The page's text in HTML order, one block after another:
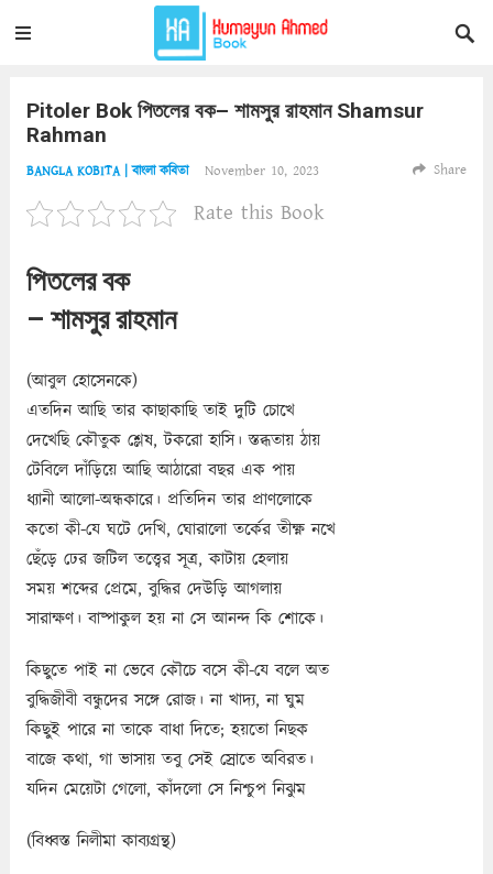
Pitoler Bok পিতলের বক– শামসুর রাহমান Shamsur
Rahman
BANGLA KOBITA | বাংলা কবিতা November 10, 2023 Share
Rate this Book
পিতলের বক
– শামসুর রাহমান
(আবুল হোসেনকে)
এতদিন আছি তার কাছাকাছি তাই দুটি চোখে
দেখেছি কৌতুক শ্লেষ, টকরো হাসি। স্তব্ধতায় ঠায়
টেবিলে দাঁড়িয়ে আছি আঠারো বছর এক পায়
ধ্যানী আলো-অন্ধকারে। প্রতিদিন তার প্রাণলোকে
কতো কী-যে ঘটে দেখি, ঘোরালো তর্কের তীক্ষ্ণ নখে
ছেঁড়ে ঢের জটিল তত্ত্বের সূত্র, কাটায় হেলায়
সময় শব্দের প্রেমে, বুদ্ধির দেউড়ি আগলায়
সারাক্ষণ। বাষ্পাকুল হয় না সে আনন্দ কি শোকে।
কিছুতে পাই না ভেবে কৌচে বসে কী-যে বলে অত
বুদ্ধিজীবী বন্ধুদের সঙ্গে রোজ। না খাদ্য, না ঘুম
কিছুই পারে না তাকে বাধা দিতে; হয়তো নিছক
বাজে কথা, গা ভাসায় তবু সেই স্রোতে অবিরত।
যদিন মেয়েটা গেলো, কাঁদলো সে নিশ্চুপ নিঝুম
(বিধ্বস্ত নিলীমা কাব্যগ্রন্থ)